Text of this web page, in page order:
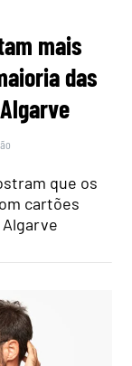
mais
das
que os
cartões